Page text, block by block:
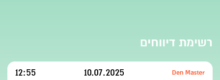
רשימת דיווחים
Den Master
10.07.2025
12:55